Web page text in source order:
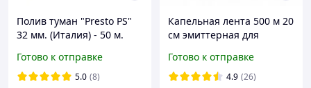
Полив туман "Presto PS"
32 мм. (Италия) - 50 м.
Готово к отправке
5.0 (8)
Капельная лента 500 м 20
см эмиттерная для
Готово к отправке
4.9 (26)